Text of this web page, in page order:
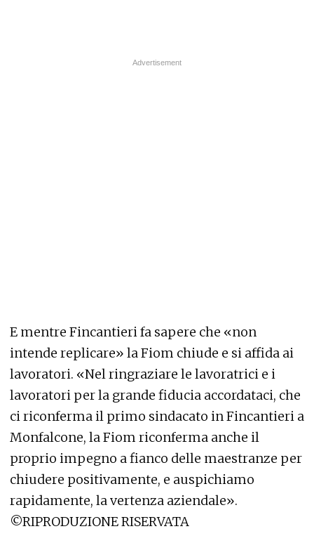
E mentre Fincantieri fa sapere che «non
intende replicare» la Fiom chiude e si affida ai
lavoratori. «Nel ringraziare le lavoratrici e i
lavoratori per la grande fiducia accordataci, che
ci riconferma il primo sindacato in Fincantieri a
Monfalcone, la Fiom riconferma anche il
proprio impegno a fianco delle maestranze per
chiudere positivamente, e auspichiamo
rapidamente, la vertenza aziendale».
©RIPRODUZIONE RISERVATA